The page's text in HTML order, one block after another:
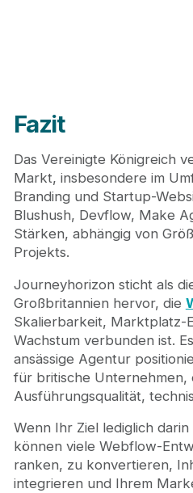
Fazit
Das Vereinigte Königreich
Markt, insbesondere im
Branding und Startup-
Blushush, Devflow, Make
Stärken, abhängig von
Projekts.
Journeyhorizon sticht als
Großbritannien hervor, die
Skalierbarkeit, Marktplatz-
Wachstum verbunden ist.
ansässige Agentur
für britische Unternehmen,
Ausführungsqualität,
Wenn Ihr Ziel lediglich
können viele Webflow-
ranken, zu konvertieren,
integrieren und Ihrem